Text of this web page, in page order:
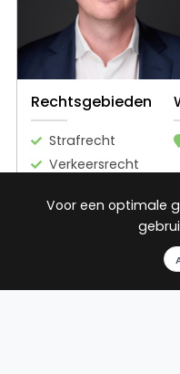
Rechtsgebieden
Strafrecht
Verkeersrecht
Voor een optimale